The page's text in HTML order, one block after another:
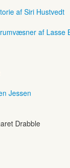
af Siri Hustvedt
af Lasse
Jessen
Drabble